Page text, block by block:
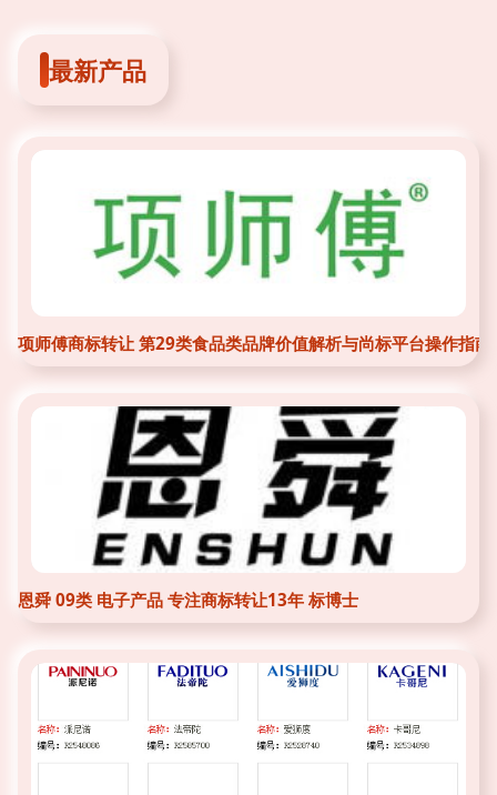
最新产品
项师傅商标转让 第29类食品类品牌价值解析与尚标平台操作指南
恩舜 09类 电子产品 专注商标转让13年 标博士